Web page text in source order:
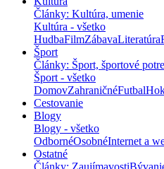
Články: Kultúra, umenie
Kultúra - všetko
HudbaFilmZábavaLiteratúra
Šport
Články: Šport, športové
Šport - všetko
DomovZahraničnéFutbal
Cestovanie
Blogy
Blogy - všetko
OdbornéOsobnéInternet a
Ostatné
Články: Zaujímavosti